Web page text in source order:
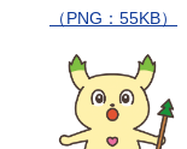
（PNG：55KB）